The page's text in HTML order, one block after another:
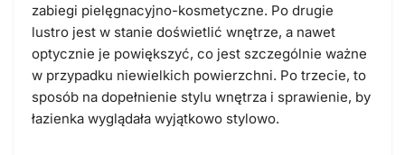
zabiegi pielęgnacyjno-kosmetyczne. Po drugie
lustro jest w stanie doświetlić wnętrze, a nawet
optycznie je powiększyć, co jest szczególnie ważne
w przypadku niewielkich powierzchni. Po trzecie, to
sposób na dopełnienie stylu wnętrza i sprawienie, by
łazienka wyglądała wyjątkowo stylowo.